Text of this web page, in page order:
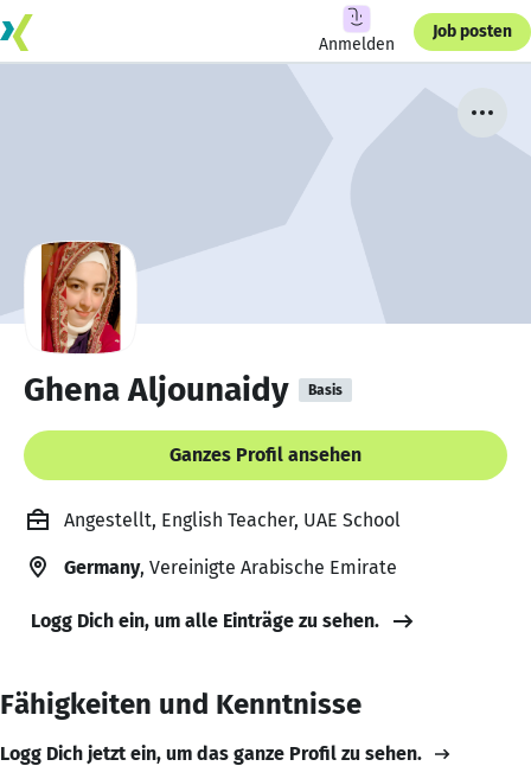
Anmelden
Job posten
Ghena Aljounaidy Basis
Ganzes Profil ansehen
Angestellt, English Teacher, UAE School
Germany, Vereinigte Arabische Emirate
Logg Dich ein, um alle Einträge zu sehen.
Fähigkeiten und Kenntnisse
Logg Dich jetzt ein, um das ganze Profil zu sehen.